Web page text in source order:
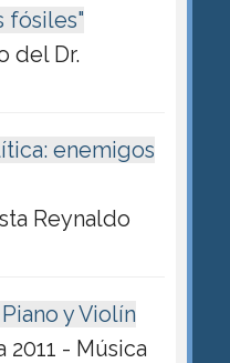
fósiles"
del Dr.
enemigos
Reynaldo
y Violín
2011 - Música